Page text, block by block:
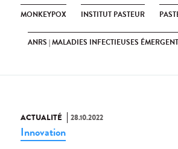
MONKEYPOX INSTITUT PASTEUR
ANRS | MALADIES INFECTIEUSES
ACTUALITÉ 28.10.2022
Innovation